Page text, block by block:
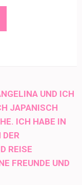
UND ICH
JAPANISCH
ICH HABE IN
REISE
FREUNDE UND